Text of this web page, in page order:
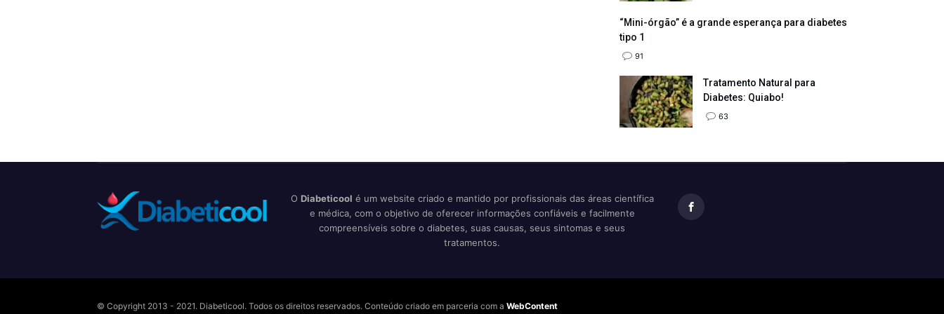
“Mini-órgão” é a grande esperança para diabetes
tipo 1
91
Tratamento Natural para
Diabetes: Quiabo!
63
O Diabeticool é um website criado e mantido por profissionais das áreas científica
e médica, com o objetivo de oferecer informações confiáveis e facilmente
compreensíveis sobre o diabetes, suas causas, seus sintomas e seus
tratamentos.
© Copyright 2013 - 2021. Diabeticool. Todos os direitos reservados. Conteúdo criado em parceria com a WebContent